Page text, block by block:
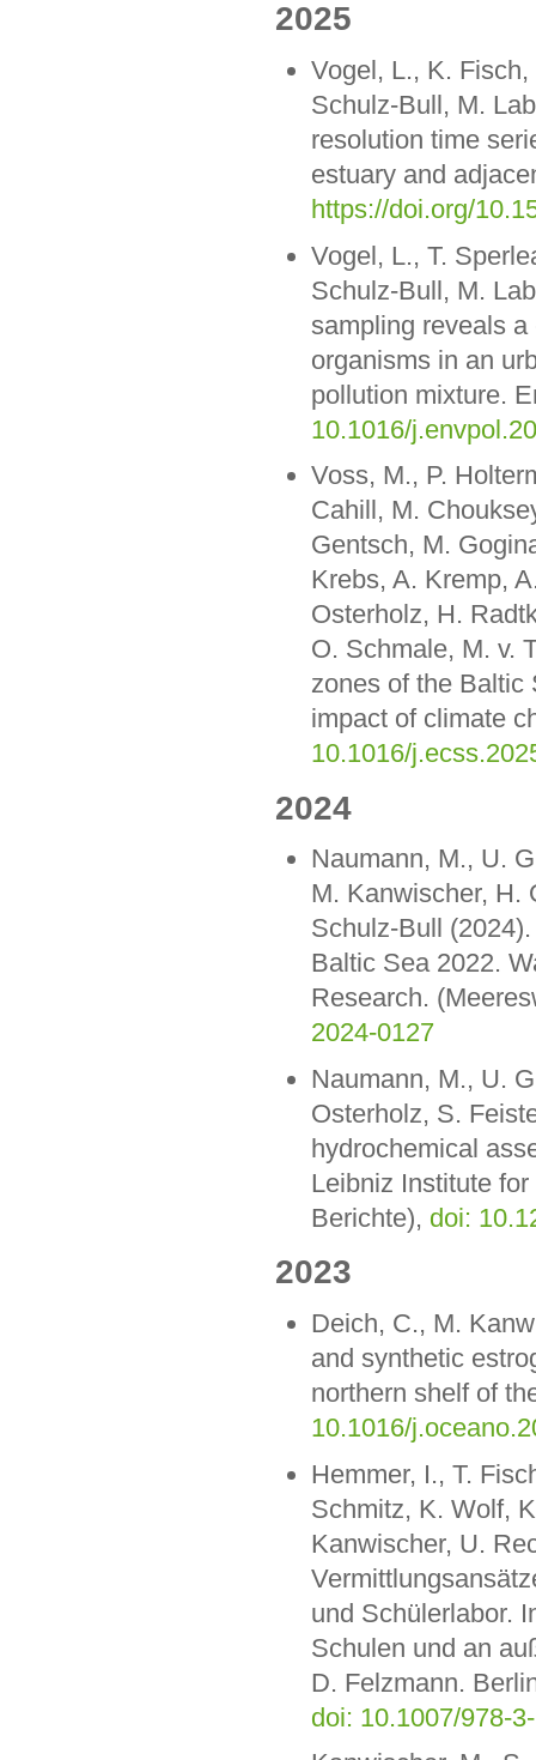
2025
Vogel, L., K.
Schulz-Bull, M.
resolution time
estuary and
https://doi.org/
Vogel, L., T.
Schulz-Bull, M.
sampling reveals
organisms in an
pollution mixture.
10.1016/
Voss, M., P.
Cahill, M.
Gentsch, M.
Krebs, A. Kremp,
Osterholz, H.
O. Schmale, M. v.
zones of the Baltic
impact of climate
10.1016/
2024
Naumann, M., U.
M. Kanwischer, H.
Schulz-Bull
Baltic Sea 2022.
Research.
2024-0127
Naumann, M., U.
Osterholz, S.
hydrochemical
Leibniz Institute
Berichte), doi:
2023
Deich, C., M.
and synthetic
northern shelf of
10.1016/
Hemmer, I., T.
Schmitz, K. Wolf,
Kanwischer, U.
und Schülerlabor.
Schulen und an
D. Felzmann.
doi: 10.1007/978-